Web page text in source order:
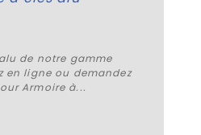
de notre gamme
en ligne ou demandez
Armoire à...